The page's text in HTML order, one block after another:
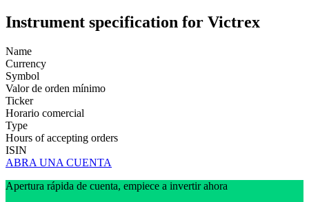
Instrument specification for Victrex
Name
Currency
Symbol
Valor de orden mínimo
Ticker
Horario comercial
Type
Hours of accepting orders
ISIN
ABRA UNA CUENTA
Apertura rápida de cuenta, empiece a invertir ahora